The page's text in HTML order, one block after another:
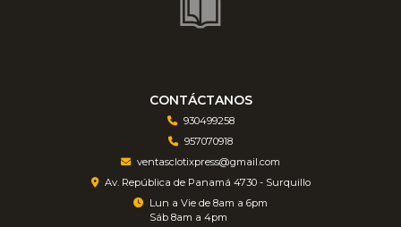
CONTÁCTANOS
930499258
957070918
ventasclotixpress@gmail.com
Av. República de Panamá 4730 - Surquillo
Lun a Vie de 8am a 6pm
Sáb 8am a 4pm